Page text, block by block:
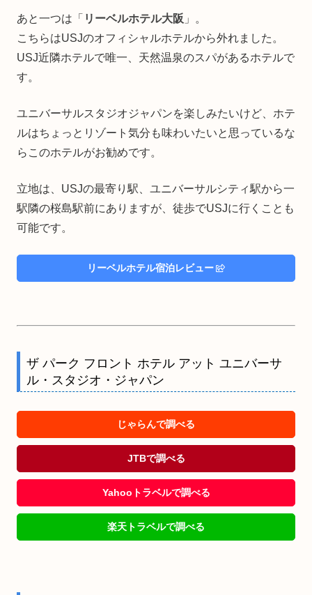
あと一つは「 リーベルホテル大阪 」。
こちらはUSJのオフィシャルホテルから外れました。
USJ近隣ホテルで唯一、天然温泉のスパがあるホテルで
す。
ユニバーサルスタジオジャパンを楽しみたいけど、ホテ
ルはちょっとリゾート気分も味わいたいと思っているな
らこのホテルがお勧めです。
立地は、USJの最寄り駅、ユニバーサルシティ駅から一
駅隣の桜島駅前にありますが、徒歩でUSJに行くことも
可能です。
リーベルホテル宿泊レビュー
ザ パーク フロント ホテル アット ユニバーサ
ル・スタジオ・ジャパン
じゃらんで調べる
JTBで調べる
Yahooトラベルで調べる
楽天トラベルで調べる